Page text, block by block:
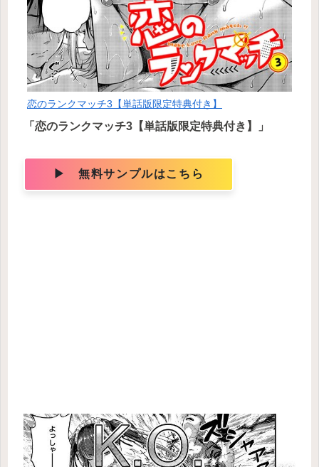
恋のランクマッチ3【単話版限定特典付き】
「恋のランクマッチ3【単話版限定特典付き】」
▶ 無料サンプルはこちら